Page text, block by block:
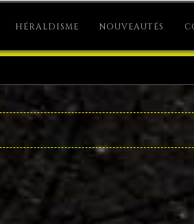
HÉRALDISME NOUVEAUTÉS